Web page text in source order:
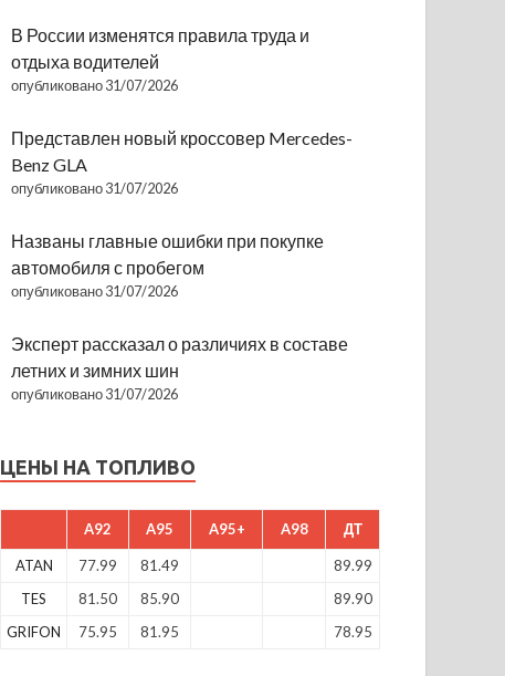
В России изменятся правила труда и
отдыха водителей
опубликовано 31/07/2026
Представлен новый кроссовер Mercedes-
Benz GLA
опубликовано 31/07/2026
Названы главные ошибки при покупке
автомобиля с пробегом
опубликовано 31/07/2026
Эксперт рассказал о различиях в составе
летних и зимних шин
опубликовано 31/07/2026
ЦЕНЫ НА ТОПЛИВО
A92 A95 A95+ A98 ДТ
ATAN 77.99 81.49
89.99
TES
81.50 85.90
89.90
GRIFON
75.95 81.95 78.95